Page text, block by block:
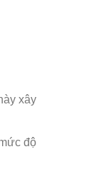
xây
độ